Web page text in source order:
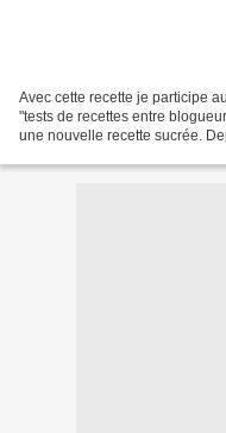
Avec cette recette je participe
"tests de recettes entre
une nouvelle recette sucrée.